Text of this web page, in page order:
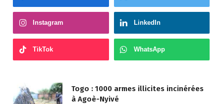
Instagram LinkedIn
TikTok WhatsApp
Togo : 1000 armes illicites incinérées
à Agoè-Nyivé